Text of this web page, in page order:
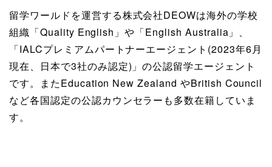
留学ワールドを運営する株式会社DEOWは海外の学校
組織「Quality English」や「English Australia」、
「IALCプレミアムパートナーエージェント(2023年6月
現在、日本で3社のみ認定)」の公認留学エージェント
です。またEducation New Zealand やBritish Council
など各国認定の公認カウンセラーも多数在籍していま
す。